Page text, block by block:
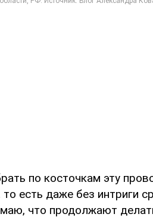
по косточкам эту
есть даже без интриги
что продолжают